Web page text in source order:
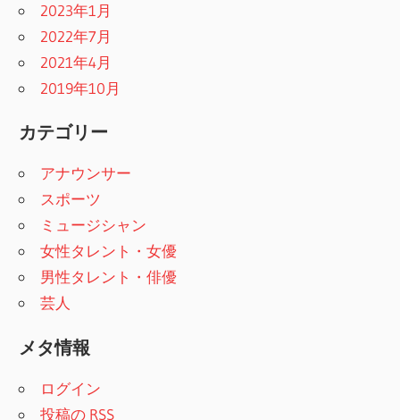
2023年1月
2022年7月
2021年4月
2019年10月
カテゴリー
アナウンサー
スポーツ
ミュージシャン
女性タレント・女優
男性タレント・俳優
芸人
メタ情報
ログイン
投稿の RSS